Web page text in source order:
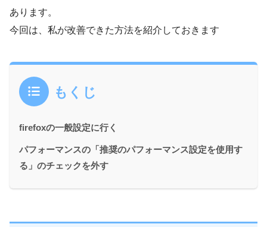
あります。
今回は、私が改善できた方法を紹介しておきます
もくじ
firefoxの一般設定に行く
パフォーマンスの「推奨のパフォーマンス設定を使用す
る」のチェックを外す